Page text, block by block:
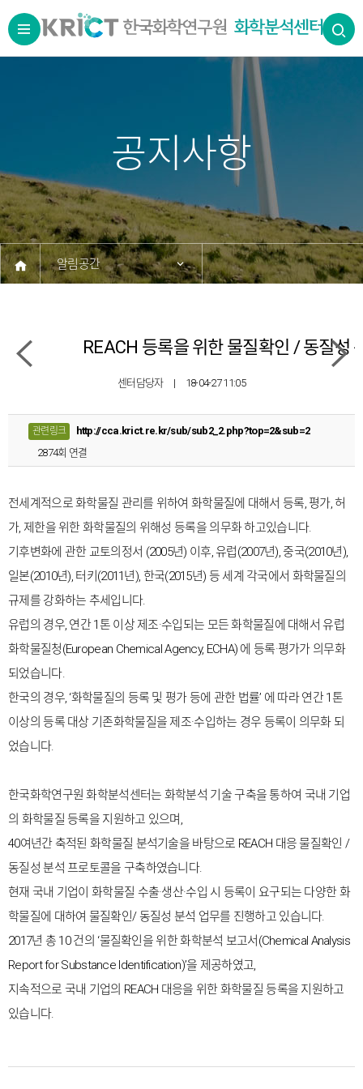
공지사항
알림공간
REACH 등록을 위한 물질확인 / 동질성
센터담당자 | 18-04-27 11:05
관련링크
http://cca.krict.re.kr/sub/sub2_2.php?top=2&sub=2
2874회 연결
전세계적으로 화학물질 관리를 위하여 화학물질에 대해서 등록, 평가, 허
가, 제한을 위한 화학물질의 위해성 등록을 의무화 하고있습니다.
기후변화에 관한 교토의정서 (2005년) 이후, 유럽(2007년), 중국(2010년),
일본(2010년), 터키(2011년), 한국(2015년) 등 세계 각국에서 화학물질의
규제를 강화하는 추세입니다.
유럽의 경우, 연간 1톤 이상 제조·수입되는 모든 화학물질에 대해서 유럽
화학물질청(European Chemical Agency, ECHA) 에 등록·평가가 의무화
되었습니다.
한국의 경우, ‘화학물질의 등록 및 평가 등에 관한 법률’ 에 따라 연간 1톤
이상의 등록 대상 기존화학물질을 제조·수입하는 경우 등록이 의무화 되
었습니다.
한국화학연구원 화학분석센터는 화학분석 기술 구축을 통하여 국내 기업
의 화학물질 등록을 지원하고 있으며,
40여년간 축적된 화학물질 분석기술을 바탕으로 REACH 대응 물질확인 /
동질성 분석 프로토콜을 구축하였습니다.
현재 국내 기업이 화학물질 수출·생산·수입 시 등록이 요구되는 다양한 화
학물질에 대하여 물질확인/ 동질성 분석 업무를 진행하고 있습니다.
2017년 총 10 건의 ‘물질확인을 위한 화학분석 보고서(Chemical Analysis
Report for Substance Identification)’을 제공하였고,
지속적으로 국내 기업의 REACH 대응을 위한 화학물질 등록을 지원하고
있습니다.